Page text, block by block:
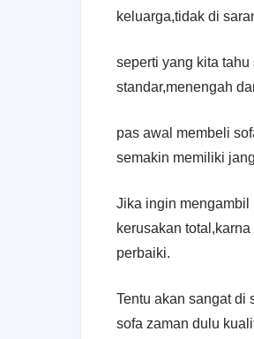
keluarga,tidak di
seperti yang kita
standar,menengah
pas awal membeli
semakin memiliki
Jika ingin mengambil
kerusakan
perbaiki.
Tentu akan sangat di
sofa zaman dulu